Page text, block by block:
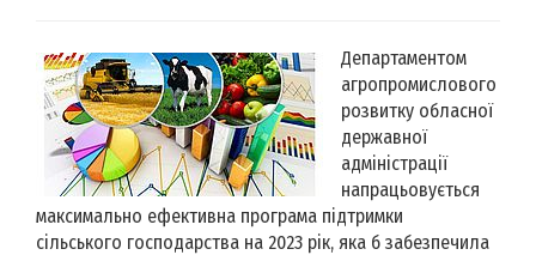
Департаментом
агропромислового
розвитку обласної
державної
адміністрації
напрацьовується
максимально ефективна програма підтримки
сільського господарства на 2023 рік, яка б забезпечила